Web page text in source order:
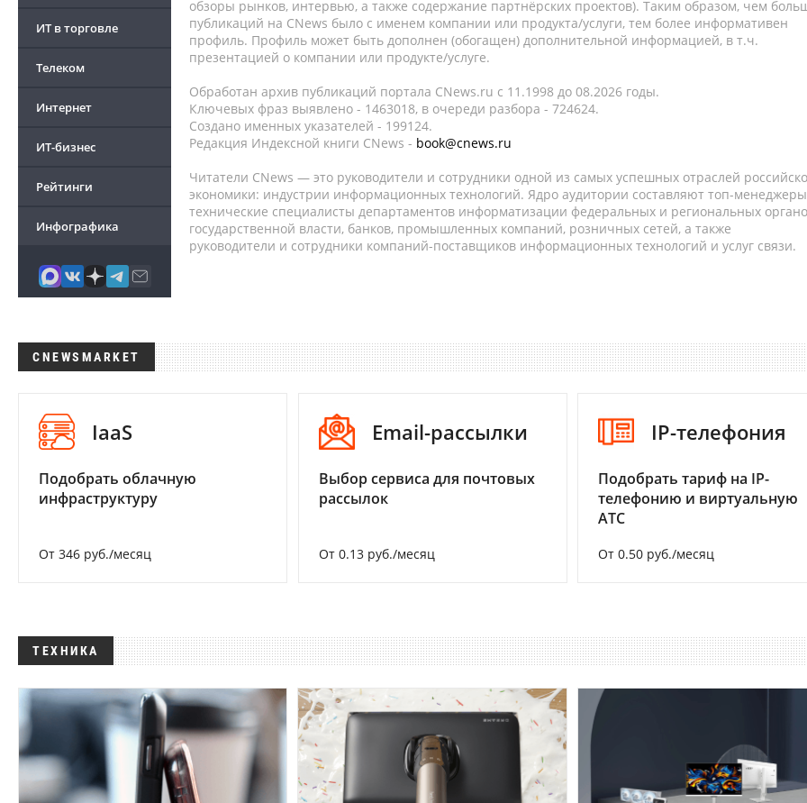
ИТ в торговле
Телеком
Интернет
ИТ-бизнес
Рейтинги
Инфографика
обзоры рынков, интервью, а также содержание партнёрских проектов). Таким образом, чем
публикаций на CNews было с именем компании или продукта/услуги, тем более информативен
профиль. Профиль может быть дополнен (обогащен) дополнительной информацией, в т.ч.
презентацией о компании или продукте/услуге.
Обработан архив публикаций портала CNews.ru c 11.1998 до 08.2026 годы.
Ключевых фраз выявлено - 1463018, в очереди разбора - 724624.
Создано именных указателей - 199124.
Редакция Индексной книги CNews - book@cnews.ru
Читатели CNews — это руководители и сотрудники одной из самых успешных отраслей
экономики: индустрии информационных технологий. Ядро аудитории составляют топ-
технические специалисты департаментов информатизации федеральных и региональных
государственной власти, банков, промышленных компаний, розничных сетей, а также
руководители и сотрудники компаний-поставщиков информационных технологий и услуг связи.
CNEWSMARKET
IaaS
Подобрать облачную
инфраструктуру
От 346 руб./месяц
Email-рассылки
Выбор сервиса для почтовых
рассылок
От 0.13 руб./месяц
IP-телефония
Подобрать тариф на IP-
телефонию и виртуальную
АТС
От 0.50 руб./месяц
ТЕХНИКА